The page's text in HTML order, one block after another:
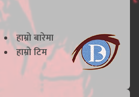
हाम्राे बारेमा
हाम्राे टिम